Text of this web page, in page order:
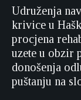
Udruženja
krivice u
procjena
uzete u obzir
donošenja
puštanju na